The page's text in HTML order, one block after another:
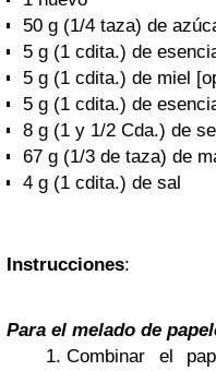
50 g (1/4 taza) de
5 g (1 cdita.) de
5 g (1 cdita.) de miel
5 g (1 cdita.) de
8 g (1 y 1/2 Cda.) de
67 g (1/3 de taza) de
4 g (1 cdita.) de sal
Instrucciones:
Para el melado de
Combinar el